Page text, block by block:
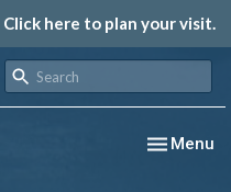
Click here to plan your visit.
Toggle
Menu